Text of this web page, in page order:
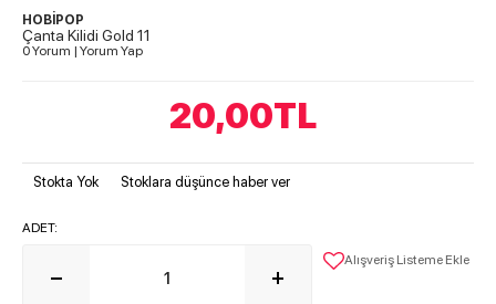
HOBİPOP
Çanta Kilidi Gold 11
0 Yorum | Yorum Yap
20,00TL
Stokta Yok Stoklara düşünce haber ver
ADET:
Alışveriş Listeme Ekle